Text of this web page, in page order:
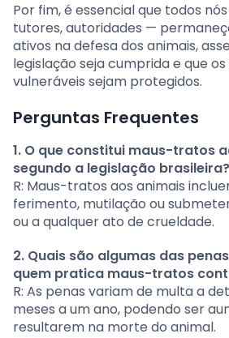
Por fim, é essencial que todos
tutores, autoridades —
ativos na defesa dos animais,
legislação seja cumprida e que
vulneráveis sejam protegidos.
Perguntas Frequentes
1. O que constitui maus-tratos
segundo a legislação brasileira?
R: Maus-tratos aos animais
ferimento, mutilação ou
ou a qualquer ato de crueldade.
2. Quais são algumas das
quem pratica maus-tratos
R: As penas variam de multa a
meses a um ano, podendo ser
resultarem na morte do animal.